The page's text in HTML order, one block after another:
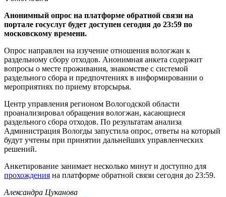
Анонимный опрос на платформе обратной связи на
портале госуслуг будет доступен сегодня до 23:59 по
московскому времени.
Опрос направлен на изучение отношения вологжан к
раздельному сбору отходов. Анонимная анкета содержит
вопросы о месте проживания, знакомстве с системой
раздельного сбора и предпочтениях в информировании о
мероприятиях по приему вторсырья.
Центр управления регионом Вологодской области
проанализировал обращения вологжан, касающиеся
раздельного сбора отходов. По результатам анализа
Администрация Вологды запустила опрос, ответы на который
будут учтены при принятии дальнейших управленческих
решений.
Анкетирование занимает несколько минут и доступно для
прохождения на платформе обратной связи сегодня до 23:59.
Александра Цуканова